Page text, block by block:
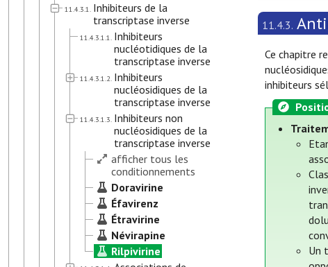
11.4.3.1. Inhibiteurs de la
transcriptase inverse
11.4.3.1.1. Inhibiteurs
nucléotidiques de la
transcriptase inverse
11.4.3.1.2. Inhibiteurs
nucléosidiques de la
transcriptase inverse
11.4.3.1.3. Inhibiteurs non
nucléosidiques de la
transcriptase inverse
afficher tous les
conditionnements
Doravirine
Éfavirenz
Étravirine
Névirapine
Rilpivirine
11.4.3.
Ce chapitre
inhibiteurs
Un